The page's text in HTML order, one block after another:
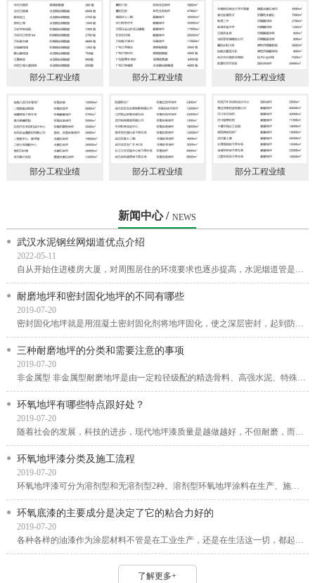
部分工程业绩 部分工程业绩 部分工程业绩
部分工程业绩 部分工程业绩 部分工程业绩
新闻中心 / NEWS
武汉水泥钢丝网烟道优点介绍
2022-05-11
自从开始住进楼房大厦，对周围居住的环境要求也逐步提高，水泥烟道管是一种安装在室内的...
耐磨地坪和密封固化地坪的不同有哪些
2019-07-20
密封固化地坪就是用混凝土密封固化剂将地坪固化，使之深层密封，起到防渗漏、防风化、防...
三种耐磨地坪的分类和需要注意的事项
2019-07-20
非金属型 非金属型耐磨地坪是由一定粒径级配的精选骨料、高强水泥、特殊外加剂、颜料及聚...
环氧地坪有哪些特点跟好处？
2019-07-20
随着社会的发展，科技的进步，现代地坪漆质量是越做越好，不但耐磨，而且还不容易老化，...
环氧地坪漆分类及施工流程
2019-07-20
环氧地坪漆可分为溶剂型和无溶剂型2种。溶剂型环氧地坪涂料在生产、施工和固化过程中会排...
环氧底漆的主要成分是决定了它的粘合力好的
2019-07-20
各种各样的油漆作为涂层材料不管是在工业生产，还是在生活这一切，都起到了重要大的功效...
了解更多+